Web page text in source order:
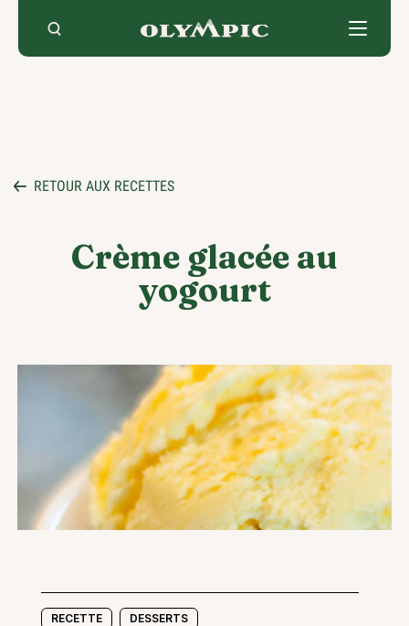
content
RETOUR AUX RECETTES
Crème glacée au
yogourt
RECETTE DESSERTS